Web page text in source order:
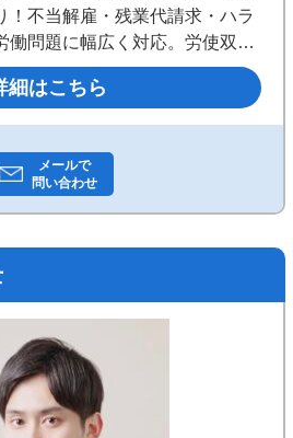
！不当解雇・残業代請求・ハラ
働問題に幅広く対応。労使双方
依頼者を全力でサポートしま
談ください。
細はこちら
メールで
問い合わせ